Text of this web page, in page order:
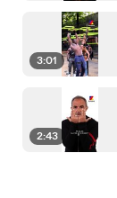
3:01
2:43